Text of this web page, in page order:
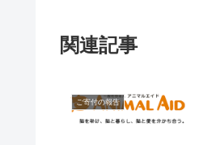
関連記事
ご寄付の報告